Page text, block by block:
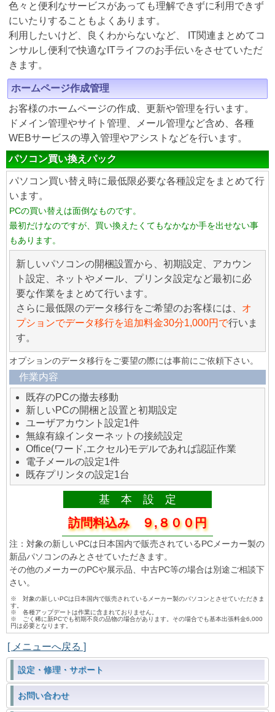
色々と便利なサービスがあっても理解できずに利用できず
にいたりすることもよくあります。
利用したいけど、良くわからないなど、 IT関連まとめてコ
ンサルし便利で快適なITライフのお手伝いをさせていただ
きます。
ホームページ作成管理
お客様のホームページの作成、更新や管理を行います。
ドメイン管理やサイト管理、メール管理など含め、各種
WEBサービスの導入管理やアシストなどを行います。
パソコン買い換えパック
パソコン買い替え時に最低限必要な各種設定をまとめて行
います。
PCの買い替えは面倒なものです。
最初だけなのですが、買い換えたくてもなかなか手を出せない事
もあります。
新しいパソコンの開梱設置から、初期設定、アカウン
ト設定、ネットやメール、プリンタ設定など最初に必
要な作業をまとめて行います。
さらに最低限のデータ移行をご希望のお客様には、 オ
プションでデータ移行を追加料金30分1,000円で行いま
す。
オプションのデータ移行をご要望の際には事前にご依頼下さい。
作業内容
既存のPCの撤去移動
新しいPCの開梱と設置と初期設定
ユーザアカウント設定1件
無線有線インターネットの接続設定
Office(ワード,エクセル)モデルであれば認証作業
電子メールの設定1件
既存プリンタの設定1台
基 本 設 定
訪問料込み ９,８００円
注：対象の新しいPCは日本国内で販売されているPCメーカー製の
新品パソコンのみとさせていただきます。
その他のメーカーのPCや展示品、中古PC等の場合は別途ご相談下
さい。
※ 対象の新しいPCは日本国内で販売されているメーカー製のパソコンとさせていただきま
す。
※ 各種アップデートは作業に含まれておりません。
※ ごく稀に新PCでも初期不良の品物の場合があります。その場合でも基本出張料金6,000
円は必要となります。
[ メニューへ戻る ]
設定・修理・サポート
お問い合わせ